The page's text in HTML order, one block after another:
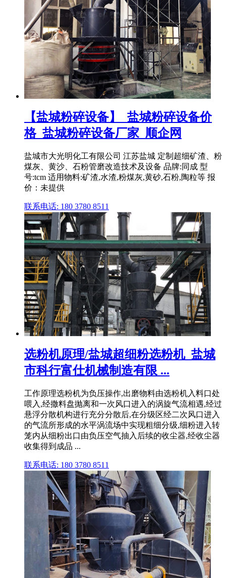
【盐城粉碎设备】_盐城粉碎设备价
格_盐城粉碎设备厂家_顺企网
盐城市大光明化工有限公司 江苏盐城 定制超细矿渣、粉
煤灰、黄沙、石粉管磨改造技术及设备 品牌:同成 型
号:tcm 适用物料:矿渣,水渣,粉煤灰,黄砂,石粉,陶粒等 报
价：未提供
联系电话: 180 3780 8511
选粉机原理/盐城超细粉选粉机_盐城
市科行富仕机械制造有限 ...
工作原理选粉机为负压操作,出磨物料由选粉机入料口处
喂入,经撒料盘抛离和一次风口进入的涡旋气流相遇,经过
悬浮分散机构进行充分分散后,在分级区经二次风口进入
的气流所形成的水平涡流场中实现粗细分级,细粉进入转
笼内从细粉出口由负压空气抽入后续的收尘器,经收尘器
收集得到成品 ...
联系电话: 180 3780 8511